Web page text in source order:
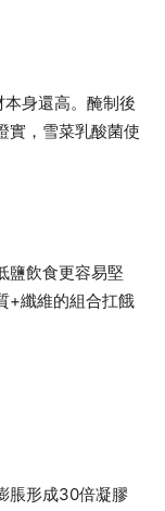
身還高。醃制後
實，雪菜乳酸菌使
鹽飲食更容易堅
+纖維的組合扛餓
脹形成30倍凝膠